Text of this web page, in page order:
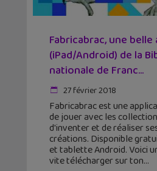
Fabricabrac, une
(iPad/Android) de la
nationale de Franc...
27 février 2018
Fabricabrac est une
de jouer avec les
d'inventer et de réaliser
créations. Disponible
et tablette Android. Voici
vite télécharger sur ton